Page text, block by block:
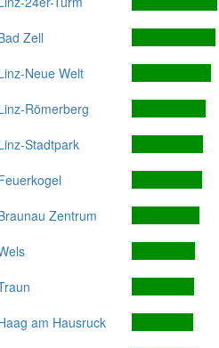
Zell
Neue Welt
Römerberg
Stadtpark
Zentrum
am Hausruck